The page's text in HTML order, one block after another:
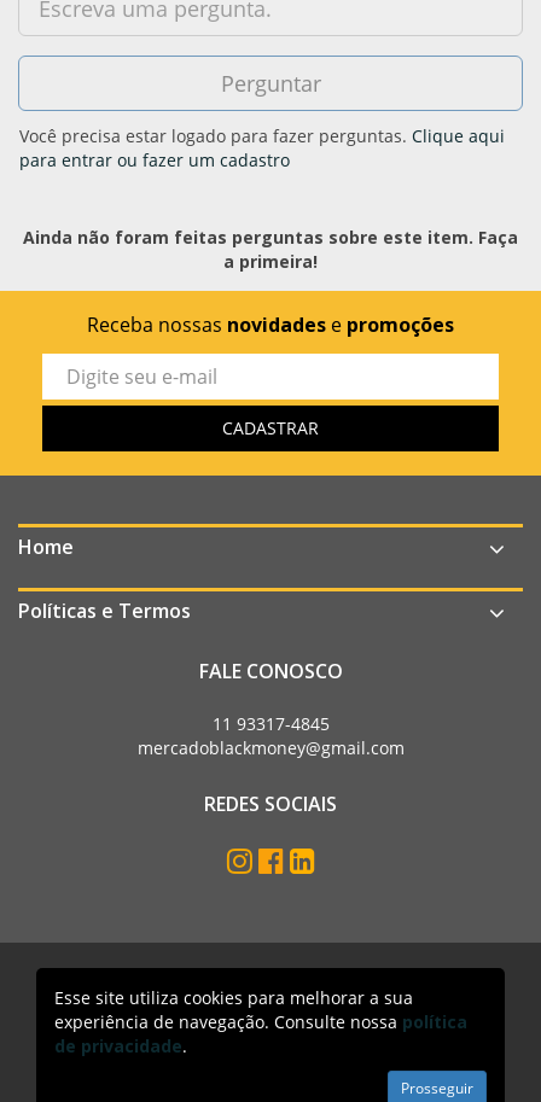
Você precisa estar logado para fazer perguntas. Clique aqui
para entrar ou fazer um cadastro
Ainda não foram feitas perguntas sobre este item. Faça
a primeira!
Receba nossas novidades e promoções
Home
Políticas e Termos
FALE CONOSCO
11 93317-4845
mercadoblackmoney@gmail.com
REDES SOCIAIS
Mercado Black Money. Todos os direitos reservados
Acesso lojista
Esse site utiliza cookies para melhorar a sua
experiência de navegação. Consulte nossa política
de privacidade.
Prosseguir